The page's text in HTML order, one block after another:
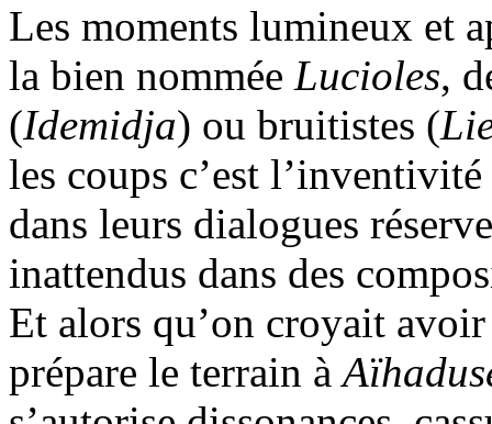
Les moments lumineux et
la bien nommée Lucioles,
(Idemidja) ou bruitistes (
les coups c’est
dans leurs dialogues
inattendus dans des
Et alors qu’on croyait
prépare le terrain à